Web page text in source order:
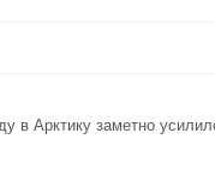
в Арктику заметно